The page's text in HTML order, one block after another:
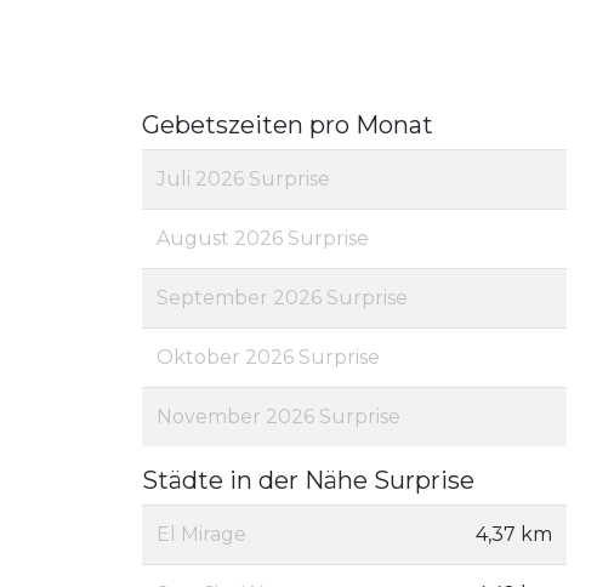
Gebetszeiten pro Monat
Juli 2026 Surprise
August 2026 Surprise
September 2026 Surprise
Oktober 2026 Surprise
November 2026 Surprise
Städte in der Nähe Surprise
El Mirage 4,37 km